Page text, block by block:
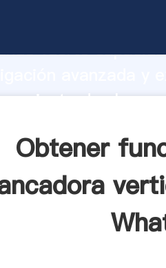
fuerte
de
Obtener